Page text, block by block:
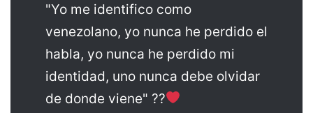
"Yo me identifico como
venezolano, yo nunca he perdido el
habla, yo nunca he perdido mi
identidad, uno nunca debe olvidar
de donde viene" ??